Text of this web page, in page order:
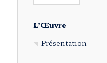
L’Œuvre
Présentation